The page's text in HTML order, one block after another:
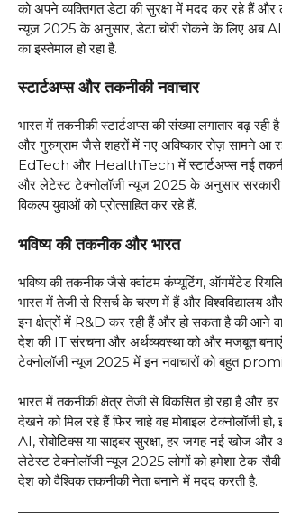
को अपने व्यक्तिगत डेटा की सुरक्षा में मदद कर रहे हैं और
न्यूज 2025 के अनुसार, डेटा चोरी रोकने के लिए अब AI
का इस्तेमाल हो रहा है.
स्टार्टअप्स और तकनीकी नवाचार
भारत में तकनीकी स्टार्टअप्स की संख्या लगातार बढ़ रही
और गुरुग्राम जैसे शहरों में नए अविष्कार रोज़ सामने
EdTech और HealthTech में स्टार्टअप्स नई
और लेटेस्ट टेक्नोलॉजी न्यूज 2025 के अनुसार
विकल्प युवाओं को प्रोत्साहित कर रहे हैं.
भविष्य की तकनीक और भारत
भविष्य की तकनीक जैसे क्वांटम कंप्यूटिंग, ऑगमेंटेड
भारत में तेजी से रिसर्च के चरण में हैं और विश्वविद्यालय
इन क्षेत्रों में R&D कर रही हैं और हो सकता है की आने
देश की IT संरचना और अर्थव्यवस्था को और मजबूत
टेक्नोलॉजी न्यूज 2025 में इन नवाचारों को बहुत
भारत में तकनीकी क्षेत्र तेजी से विकसित हो रहा है और हर
देखने को मिल रहे हैं फिर चाहे वह मोबाइल टेक्नोलॉजी
AI, रोबोटिक्स या साइबर सुरक्षा, हर जगह नई खोज और
लेटेस्ट टेक्नोलॉजी न्यूज 2025 लोगों को हमेशा टेक-
देश को वैश्विक तकनीकी नेता बनाने में मदद करती है.